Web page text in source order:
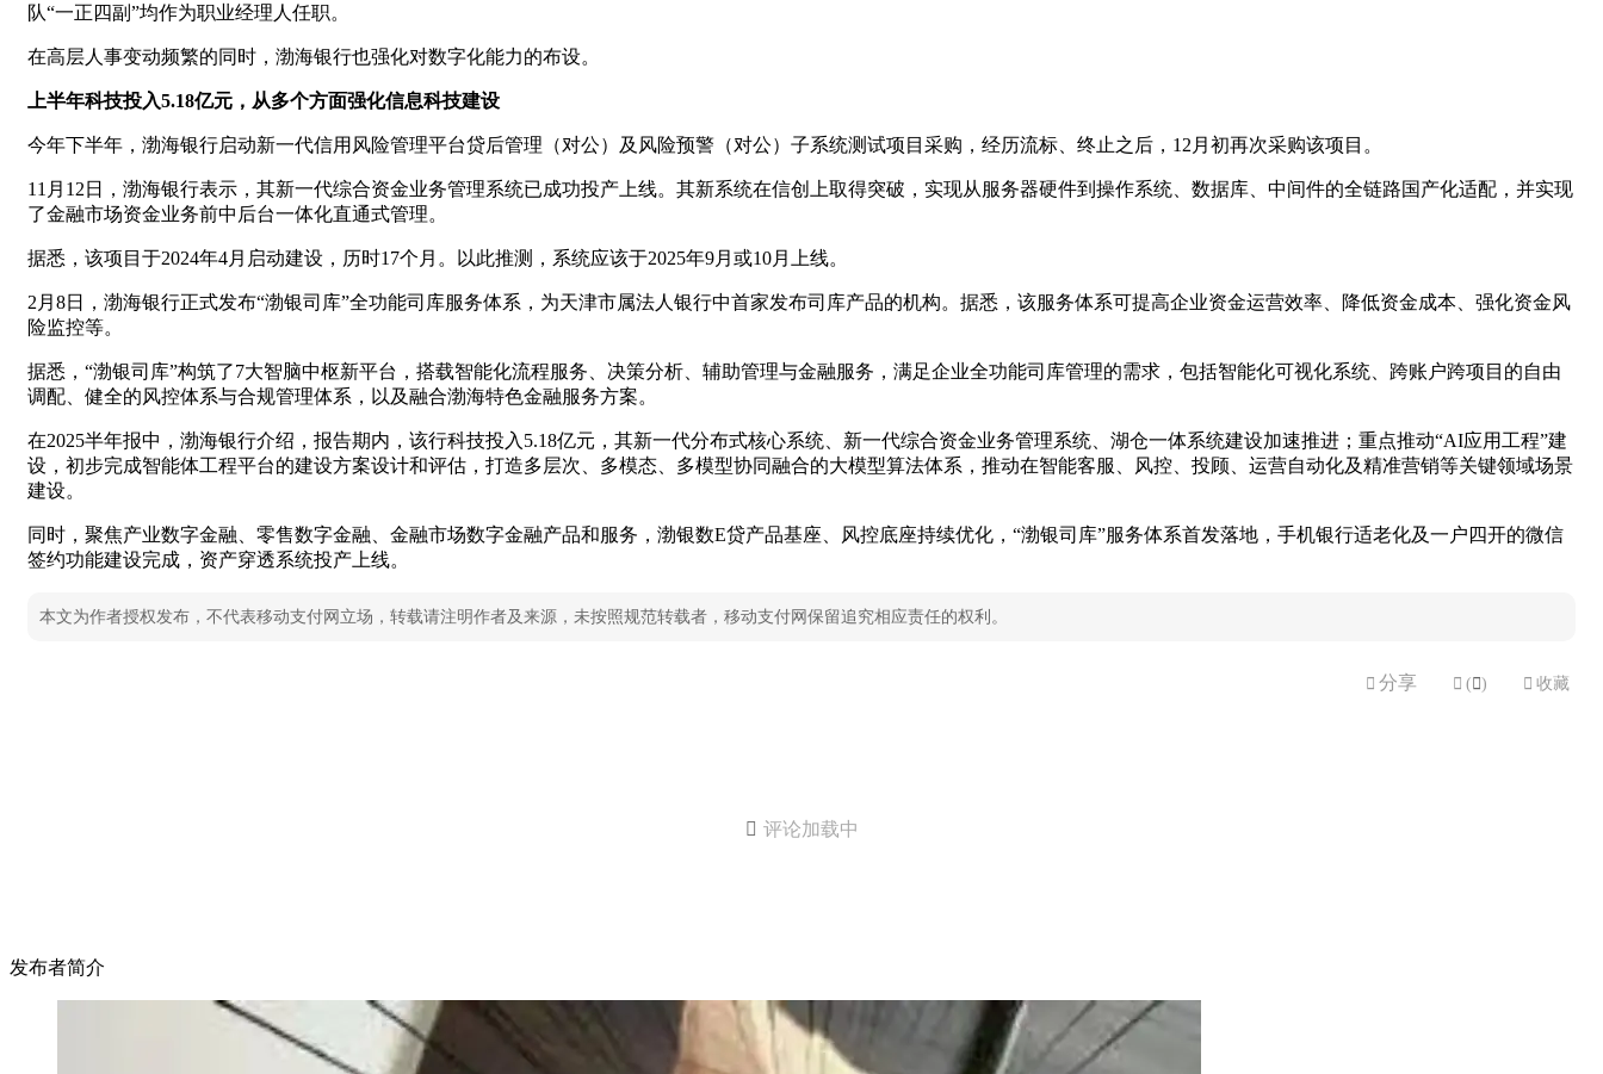
队“一正四副”均作为职业经理人任职。
在高层人事变动频繁的同时，渤海银行也强化对数字化能力的布设。
上半年科技投入5.18亿元，从多个方面强化信息科技建设
今年下半年，渤海银行启动新一代信用风险管理平台贷后管理（对公）及风险预警（对公）子系统测试项目采购，经历流标、终止之后，12月初再次采购该项目。
11月12日，渤海银行表示，其新一代综合资金业务管理系统已成功投产上线。其新系统在信创上取得突破，实现从服务器硬件到操作系统、数据库、中间件的全链路国产化适配，并实现
了金融市场资金业务前中后台一体化直通式管理。
据悉，该项目于2024年4月启动建设，历时17个月。以此推测，系统应该于2025年9月或10月上线。
2月8日，渤海银行正式发布“渤银司库”全功能司库服务体系，为天津市属法人银行中首家发布司库产品的机构。据悉，该服务体系可提高企业资金运营效率、降低资金成本、强化资金风
险监控等。
据悉，“渤银司库”构筑了7大智脑中枢新平台，搭载智能化流程服务、决策分析、辅助管理与金融服务，满足企业全功能司库管理的需求，包括智能化可视化系统、跨账户跨项目的自由
调配、健全的风控体系与合规管理体系，以及融合渤海特色金融服务方案。
在2025半年报中，渤海银行介绍，报告期内，该行科技投入5.18亿元，其新一代分布式核心系统、新一代综合资金业务管理系统、湖仓一体系统建设加速推进；重点推动“AI应用工程”建
设，初步完成智能体工程平台的建设方案设计和评估，打造多层次、多模态、多模型协同融合的大模型算法体系，推动在智能客服、风控、投顾、运营自动化及精准营销等关键领域场景
建设。
同时，聚焦产业数字金融、零售数字金融、金融市场数字金融产品和服务，渤银数E贷产品基座、风控底座持续优化，“渤银司库”服务体系首发落地，手机银行适老化及一户四开的微信
签约功能建设完成，资产穿透系统投产上线。
本文为作者授权发布，不代表移动支付网立场，转载请注明作者及来源，未按照规范转载者，移动支付网保留追究相应责任的权利。
 分享  ( )  收藏
 评论加载中
发布者简介